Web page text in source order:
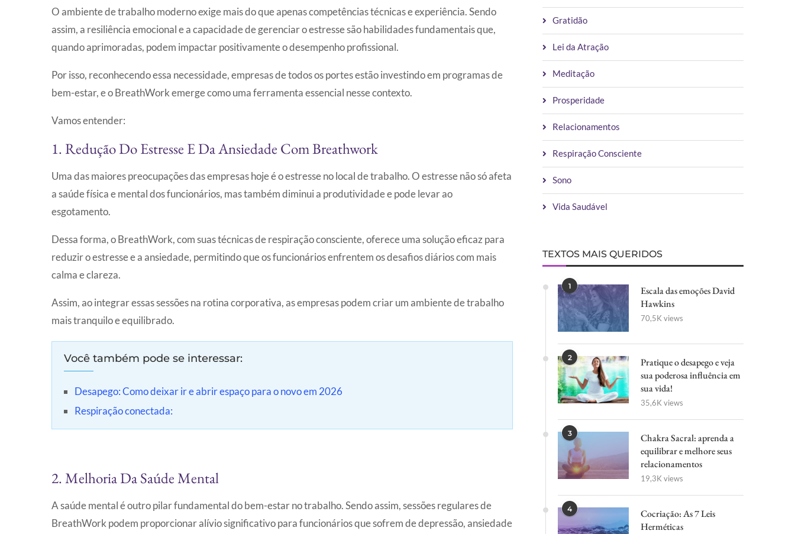
O ambiente de trabalho moderno exige mais do que apenas competências técnicas e experiência. Sendo
assim, a resiliência emocional e a capacidade de gerenciar o estresse são habilidades fundamentais que,
quando aprimoradas, podem impactar positivamente o desempenho profissional.
Por isso, reconhecendo essa necessidade, empresas de todos os portes estão investindo em programas de
bem-estar, e o BreathWork emerge como uma ferramenta essencial nesse contexto.
Vamos entender:
1. Redução Do Estresse E Da Ansiedade Com Breathwork
Uma das maiores preocupações das empresas hoje é o estresse no local de trabalho. O estresse não só afeta
a saúde física e mental dos funcionários, mas também diminui a produtividade e pode levar ao
esgotamento.
Dessa forma, o BreathWork, com suas técnicas de respiração consciente, oferece uma solução eficaz para
reduzir o estresse e a ansiedade, permitindo que os funcionários enfrentem os desafios diários com mais
calma e clareza.
Assim, ao integrar essas sessões na rotina corporativa, as empresas podem criar um ambiente de trabalho
mais tranquilo e equilibrado.
Você também pode se interessar:
Desapego: Como deixar ir e abrir espaço para o novo em 2026
Respiração conectada:
2. Melhoria Da Saúde Mental
A saúde mental é outro pilar fundamental do bem-estar no trabalho. Sendo assim, sessões regulares de
BreathWork podem proporcionar alívio significativo para funcionários que sofrem de depressão, ansiedade
Gratidão
Lei da Atração
Meditação
Prosperidade
Relacionamentos
Respiração Consciente
Sono
Vida Saudável
TEXTOS MAIS QUERIDOS
1
Escala das emoções David
Hawkins
70,5K views
2
Pratique o desapego e veja
sua poderosa influência em
sua vida!
35,6K views
3
Chakra Sacral: aprenda a
equilibrar e melhore seus
relacionamentos
19,3K views
4
Cocriação: As 7 Leis
Herméticas